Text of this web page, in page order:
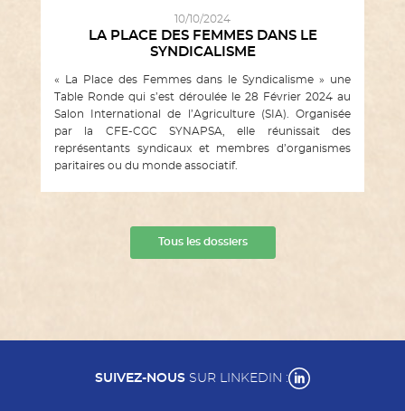
10/10/2024
LA PLACE DES FEMMES DANS LE
SYNDICALISME
« La Place des Femmes dans le Syndicalisme » une
Table Ronde qui s’est déroulée le 28 Février 2024 au
Salon International de l’Agriculture (SIA). Organisée
par la CFE-CGC SYNAPSA, elle réunissait des
représentants syndicaux et membres d’organismes
paritaires ou du monde associatif.
Tous les dossiers
SUIVEZ-NOUS SUR LINKEDIN :